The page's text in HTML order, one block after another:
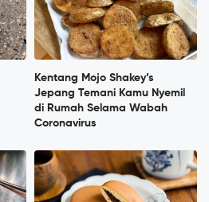
Kentang Mojo Shakey’s
Jepang Temani Kamu Nyemil
di Rumah Selama Wabah
Coronavirus